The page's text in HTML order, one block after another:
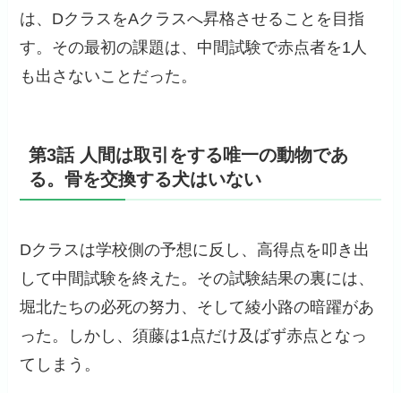
は、DクラスをAクラスへ昇格させることを目指
す。その最初の課題は、中間試験で赤点者を1人
も出さないことだった。
第3話 人間は取引をする唯一の動物であ
る。骨を交換する犬はいない
Dクラスは学校側の予想に反し、高得点を叩き出
して中間試験を終えた。その試験結果の裏には、
堀北たちの必死の努力、そして綾小路の暗躍があ
った。しかし、須藤は1点だけ及ばず赤点となっ
てしまう。